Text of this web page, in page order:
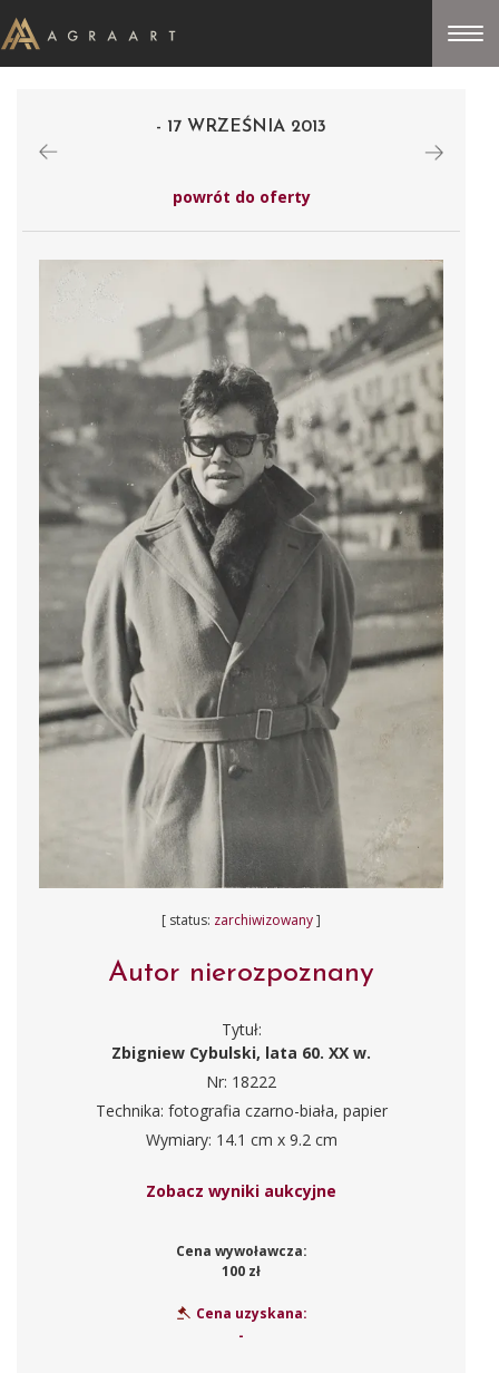
- 17 WRZEŚNIA 2013
powrót do oferty
[ status: zarchiwizowany]
Autor nierozpoznany
Tytuł:
Zbigniew Cybulski, lata 60. XX w.
Nr: 18222
Technika: fotografia czarno-biała, papier
Wymiary: 14.1 cm x 9.2 cm
Zobacz wyniki aukcyjne
Cena wywoławcza:
100 zł
Cena uzyskana:
-